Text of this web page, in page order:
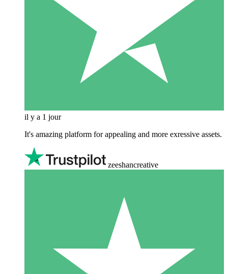
il y a 1 jour
It's amazing platform for appealing and more exressive assets.
zeeshancreative